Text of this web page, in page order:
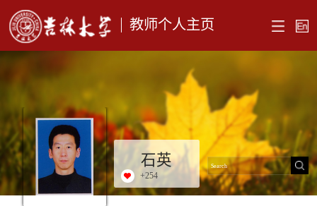
教师个人主页
石英
+254